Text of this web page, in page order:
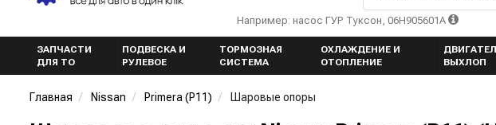
Например: насос ГУР Туксон, 06H905601A
ЗАПЧАСТИ
ДЛЯ ТО
ПОДВЕСКА И
РУЛЕВОЕ
ТОРМОЗНАЯ
СИСТЕМА
ОХЛАЖДЕНИЕ И
ОТОПЛЕНИЕ
ВЫХЛОП
Главная Nissan Primera (P11) Шаровые опоры